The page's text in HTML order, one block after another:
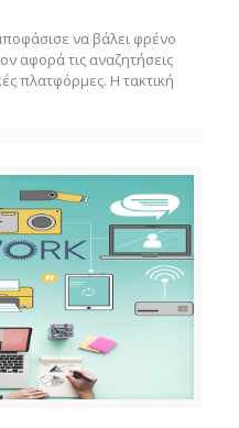
να βάλει φρένο
αφορά τις αναζητήσεις
πλατφόρμες. Η τακτική